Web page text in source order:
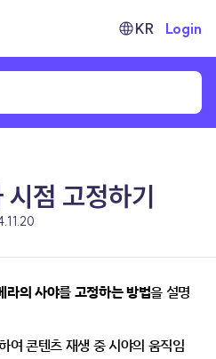
KR Login
점 고정하기
라의 사야를 고정하는 방법을 설명
여 콘텐츠 재생 중 시야의 움직임